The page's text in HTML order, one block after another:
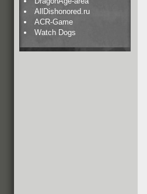
AllDishonored.ru
ACR-Game
Watch Dogs